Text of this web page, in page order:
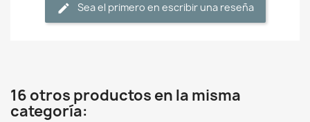
Sea el primero en escribir una reseña
16 otros productos en la misma
categoría: